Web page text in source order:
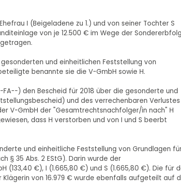
I (Beigeladene zu 1.) und von seiner Tochter S
von je 12.500 € im Wege der
gesonderten und einheitlichen Feststellung von
benannte sie die V-GmbH sowie H.
FA--) den Bescheid für 2018 über die gesonderte und
und des verrechenbaren Verlustes
V-GmbH der "Gesamtrechtsnachfolger/in nach" H
dass H verstorben und von I und S beerbt
und einheitliche Feststellung von Grundlagen
§ 35 Abs. 2 EStG). Darin wurde der
€), I (1.665,80 €) und S (1.665,80 €). Die für
von 16.979 € wurde ebenfalls aufgeteilt auf